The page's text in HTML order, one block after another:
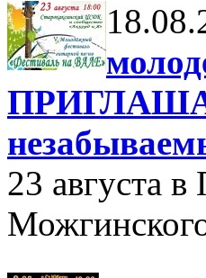
23 августа